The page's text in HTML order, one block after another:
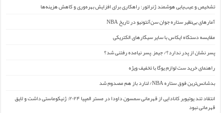
تشخیص و عیب‌یابی هوشمند ژنراتور: راهکاری برای افزایش بهره‌وری و کاهش هزینه‌ها
آمارهای بی‌نظیر ستاره جوان سن‌آنتونیو در تاریخ NBA
مقایسه دستگاه ایکاس با سایر سیگارهای الکتریکی
پسر نشان از پدر ندارد؟/ جیمز ِ پسر نیامده رفتنی شد؟
راهنمای خرید ست لوازم یوگا با تخفیف ویژه
بدشانس‌ترین فوق ستاره NBA/ لنارد باز هم مصدوم شد
انتقاد تند یوتیوبر کانادایی از قهرمانی سمسون داودا در مستر المپیا ۲۰۲۴: ژنیکوماستی داشت و لایق
قهرمانی نبود